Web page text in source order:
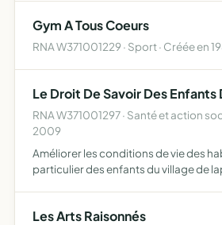
Gym A Tous Coeurs
RNA W371001229 · Sport · Créée en
Le Droit De Savoir Des Enfants
RNA W371001297 · Santé et action
2009
Améliorer les conditions de vie des
particulier des enfants du village de
Les Arts Raisonnés